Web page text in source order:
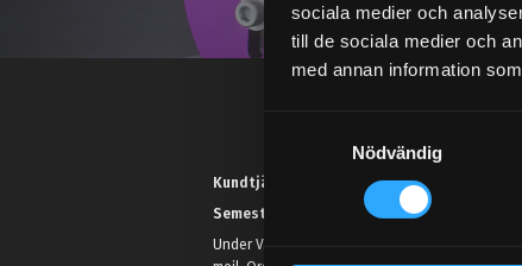
sociala medier och
till de sociala medier och
med annan information
m
t
y
Nödvändig
Kundtjänst telefon:
Semestertider.
Under V.27 - V.33 nås vi enbart på